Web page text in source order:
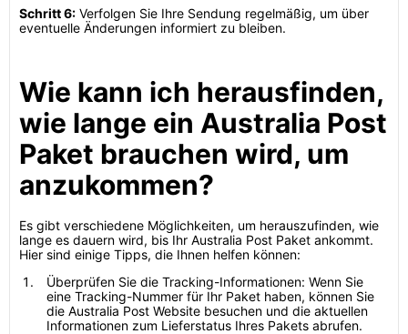
Schritt 6: Verfolgen Sie Ihre Sendung regelmäßig, um über
eventuelle Änderungen informiert zu bleiben.
Wie kann ich herausfinden,
wie lange ein Australia Post
Paket brauchen wird, um
anzukommen?
Es gibt verschiedene Möglichkeiten, um herauszufinden, wie
lange es dauern wird, bis Ihr Australia Post Paket ankommt.
Hier sind einige Tipps, die Ihnen helfen können:
Überprüfen Sie die Tracking-Informationen: Wenn Sie
eine Tracking-Nummer für Ihr Paket haben, können Sie
die Australia Post Website besuchen und die aktuellen
Informationen zum Lieferstatus Ihres Pakets abrufen.